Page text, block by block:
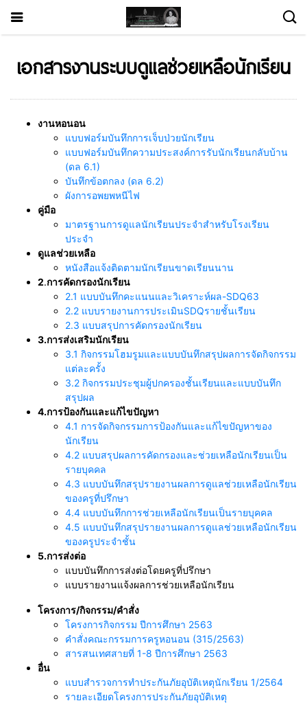
เอกสารงานระบบดูแลช่วยเหลือนักเรียน
งานหอนอน
แบบฟอร์มบันทึกการเจ็บป่วยนักเรียน
แบบฟอร์มบันทึกความประสงค์การรับนักเรียนกลับบ้าน
(ดล 6.1)
บันทึกข้อตกลง (ดล 6.2)
ผังการอพยพหนีไฟ
คู่มือ
มาตรฐานการดูแลนักเรียนประจำสำหรับโรงเรียน
ประจำ
ดูแลช่วยเหลือ
หนังสือแจ้งติดตามนักเรียนขาดเรียนนาน
2.การคัดกรองนักเรียน
2.1 แบบบันทึกคะแนนและวิเคราะห์ผล-SDQ63
2.2 แบบรายงานการประเมินSDQรายชั้นเรียน
2.3 แบบสรุปการคัดกรองนักเรียน
3.การส่งเสริมนักเรียน
3.1 กิจกรรมโฮมรูมและแบบบันทึกสรุปผลการจัดกิจกรรม
แต่ละครั้ง
3.2 กิจกรรมประชุมผู้ปกครองชั้นเรียนและแบบบันทึก
สรุปผล
4.การป้องกันและแก้ไขปัญหา
4.1 การจัดกิจกรรมการป้องกันและแก้ไขปัญหาของ
นักเรียน
4.2 แบบสรุปผลการคัดกรองและช่วยเหลือนักเรียนเป็น
รายบุคคล
4.3 แบบบันทึกสรุปรายงานผลการดูแลช่วยเหลือนักเรียน
ของครูที่ปรึกษา
4.4 แบบบันทึกการช่วยเหลือนักเรียนเป็นรายบุคคล
4.5 แบบบันทึกสรุปรายงานผลการดูแลช่วยเหลือนักเรียน
ของครูประจำชั้น
5.การส่งต่อ
แบบบันทึกการส่งต่อโดยครูที่ปรึกษา
แบบรายงานแจ้งผลการช่วยเหลือนักเรียน
โครงการ/กิจกรรม/คำสั่ง
โครงการกิจกรรม ปีการศึกษา 2563
คำสั่งคณะกรรมการครูหอนอน (315/2563)
สารสนเทศสายที่ 1-8 ปีการศึกษา 2563
อื่น
แบบสำรวจการทำประกันภัยอุบัติเหตุนักเรียน 1/2564
รายละเอียดโครงการประกันภัยอุบัติเหตุ